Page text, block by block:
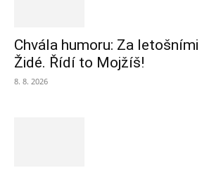
Chvála humoru: Za
Židé. Řídí to Mojžíš!
8. 8. 2026